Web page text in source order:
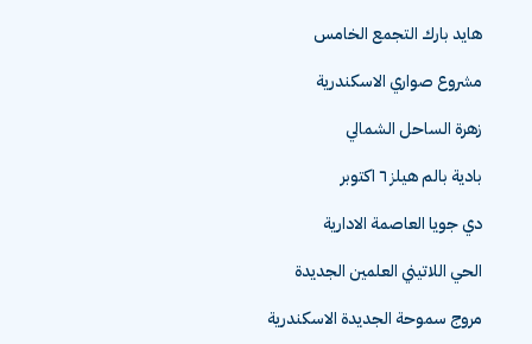
هايد بارك التجمع الخامس
مشروع صواري الاسكندرية
زهرة الساحل الشمالي
بادية بالم هيلز ٦ اكتوبر
دي جويا العاصمة الادارية
الحي اللاتيني العلمين الجديدة
مروج سموحة الجديدة الاسكندرية